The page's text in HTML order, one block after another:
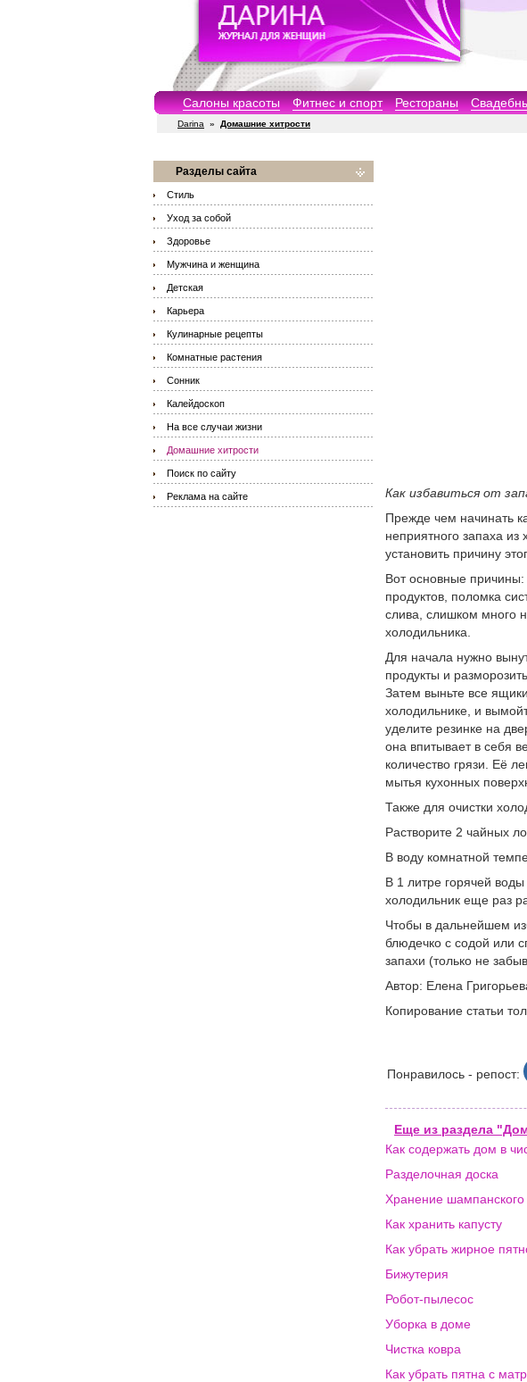
Салоны красоты Фитнес и спорт Рестораны
Darina » Домашние хитрости
Разделы сайта
Стиль
Уход за собой
Здоровье
Мужчина и женщина
Детская
Карьера
Кулинарные рецепты
Комнатные растения
Сонник
Калейдоскоп
На все случаи жизни
Домашние хитрости
Поиск по сайту
Реклама на сайте
Как избавиться от
Прежде чем начинать
неприятного запаха
установить причину
Вот основные
продуктов, поломка
слива, слишком много
холодильника.
Для начала нужно
продукты и
Затем выньте все
холодильнике, и
уделите резинке на
она впитывает в себя
количество грязи. Её
мытья кухонных
Также для очистки
Растворите 2 чайных
В воду комнатной
В 1 литре горячей
холодильник еще раз
Чтобы в дальнейшем
блюдечко с содой или
запахи (только не
Автор: Елена
Копирование статьи
Понравилось - репост:
Еще из раздела
Как содержать дом в
Разделочная доска
Хранение шампанского
Как хранить капусту
Как убрать жирное
Бижутерия
Робот-пылесос
Уборка в доме
Чистка ковра
Как убрать пятна с